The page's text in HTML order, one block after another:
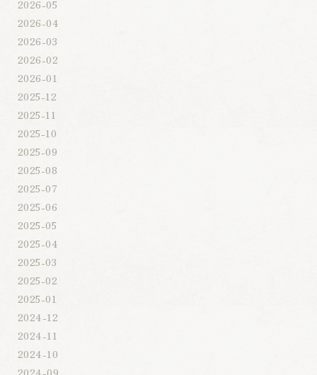
2026-05
2026-04
2026-03
2026-02
2026-01
2025-12
2025-11
2025-10
2025-09
2025-08
2025-07
2025-06
2025-05
2025-04
2025-03
2025-02
2025-01
2024-12
2024-11
2024-10
2024-09